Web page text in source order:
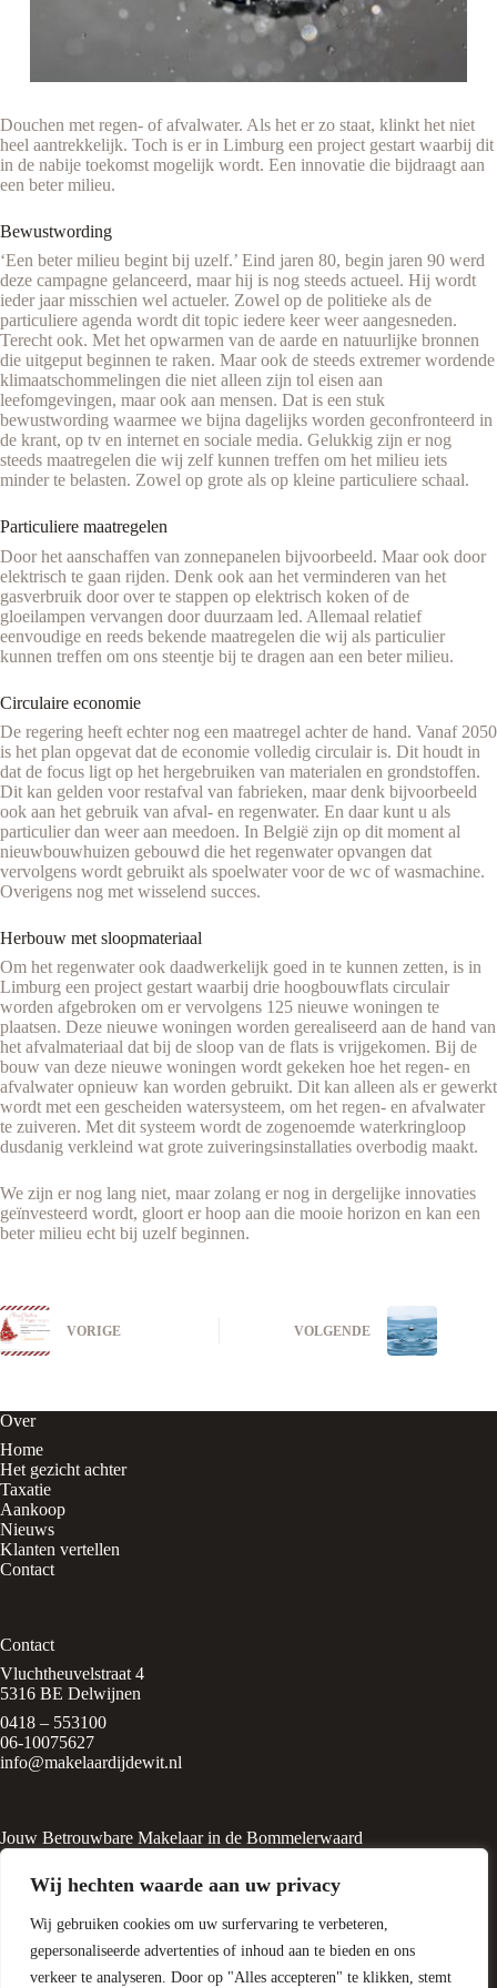
Wij hechten waarde aan uw privacy
Wij gebruiken cookies om uw surfervaring te verbeteren,
gepersonaliseerde advertenties of inhoud aan te bieden en ons
verkeer te analyseren. Door op "Alles accepteren" te klikken, stemt
Douchen met regen- of afvalwater. Als het er zo staat, klinkt het niet
heel aantrekkelijk. Toch is er in Limburg een project gestart waarbij dit
in de nabije toekomst mogelijk wordt. Een innovatie die bijdraagt aan
een beter milieu.
Bewustwording
‘Een beter milieu begint bij uzelf.’ Eind jaren 80, begin jaren 90 werd
deze campagne gelanceerd, maar hij is nog steeds actueel. Hij wordt
ieder jaar misschien wel actueler. Zowel op de politieke als de
particuliere agenda wordt dit topic iedere keer weer aangesneden.
Terecht ook. Met het opwarmen van de aarde en natuurlijke bronnen
die uitgeput beginnen te raken. Maar ook de steeds extremer wordende
klimaatschommelingen die niet alleen zijn tol eisen aan
leefomgevingen, maar ook aan mensen. Dat is een stuk
bewustwording waarmee we bijna dagelijks worden geconfronteerd in
de krant, op tv en internet en sociale media. Gelukkig zijn er nog
steeds maatregelen die wij zelf kunnen treffen om het milieu iets
minder te belasten. Zowel op grote als op kleine particuliere schaal.
Particuliere maatregelen
Door het aanschaffen van zonnepanelen bijvoorbeeld. Maar ook door
elektrisch te gaan rijden. Denk ook aan het verminderen van het
gasverbruik door over te stappen op elektrisch koken of de
gloeilampen vervangen door duurzaam led. Allemaal relatief
eenvoudige en reeds bekende maatregelen die wij als particulier
kunnen treffen om ons steentje bij te dragen aan een beter milieu.
Circulaire economie
De regering heeft echter nog een maatregel achter de hand. Vanaf 2050
is het plan opgevat dat de economie volledig circulair is. Dit houdt in
dat de focus ligt op het hergebruiken van materialen en grondstoffen.
Dit kan gelden voor restafval van fabrieken, maar denk bijvoorbeeld
ook aan het gebruik van afval- en regenwater. En daar kunt u als
particulier dan weer aan meedoen. In België zijn op dit moment al
nieuwbouwhuizen gebouwd die het regenwater opvangen dat
vervolgens wordt gebruikt als spoelwater voor de wc of wasmachine.
Overigens nog met wisselend succes.
Herbouw met sloopmateriaal
Om het regenwater ook daadwerkelijk goed in te kunnen zetten, is in
Limburg een project gestart waarbij drie hoogbouwflats circulair
worden afgebroken om er vervolgens 125 nieuwe woningen te
plaatsen. Deze nieuwe woningen worden gerealiseerd aan de hand van
het afvalmateriaal dat bij de sloop van de flats is vrijgekomen. Bij de
bouw van deze nieuwe woningen wordt gekeken hoe het regen- en
afvalwater opnieuw kan worden gebruikt. Dit kan alleen als er gewerkt
wordt met een gescheiden watersysteem, om het regen- en afvalwater
te zuiveren. Met dit systeem wordt de zogenoemde waterkringloop
dusdanig verkleind wat grote zuiveringsinstallaties overbodig maakt.
We zijn er nog lang niet, maar zolang er nog in dergelijke innovaties
geïnvesteerd wordt, gloort er hoop aan die mooie horizon en kan een
beter milieu echt bij uzelf beginnen.
VORIGE VOLGENDE
Over
Home
Het gezicht achter
Taxatie
Aankoop
Nieuws
Klanten vertellen
Contact
Contact
Vluchtheuvelstraat 4
5316 BE Delwijnen
0418 – 553100
06-10075627
info@makelaardijdewit.nl
Jouw Betrouwbare Makelaar in de Bommelerwaard
rustige, groene dorp
geleid door Liesbeth de Wit, een
ervaren makelaar met een passie voor huizen en